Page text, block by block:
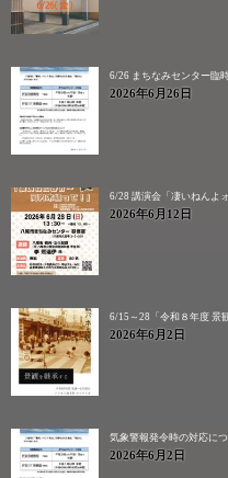
6/26 まちなみセンター臨
2026年6月26日
6/28 講演会「凄いねんよ
2026年6月12日
6/15～28「令和８年度 景
2026年6月2日
気象警報発令時の対応に
2026年6月2日